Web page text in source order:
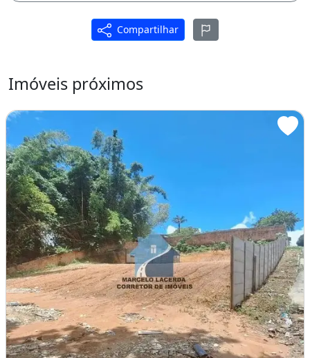
Compartilhar
Imóveis próximos